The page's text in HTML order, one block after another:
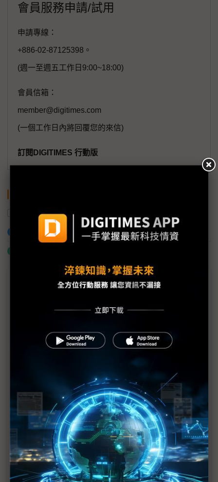
會員服務申請/試用
申請專線：
+886-02-87125398。
(週一至週五工作日9:00~18:00)
會員信箱：
member@digitimes.com
(一個工作日內將回覆您的來信)
訂閱DIGITIMES 行動版
加拿大 墨西哥
加入已選取到「關鍵字追蹤」
議題精選－中系車廠劍指未來車話語權？
外資車廠掀中國產能外銷潮 豐田按兵不動成少數未
（獨家）搭全球在地製造屬情非得已？ 業者曝中系
車劍指未來車話語權
比亞迪收購福斯說震撼歐洲 背後直指德國車業結構
福斯首度由中國合資廠主導出口市場 「在中國、為
全球」時代來臨？
USMCA展延卡關 北美汽車供應鏈再添不確定性
比車用記憶體飆漲更棘手？ 汽車供應鏈迎法規震
盪、USMCA與脫歐新規成焦點